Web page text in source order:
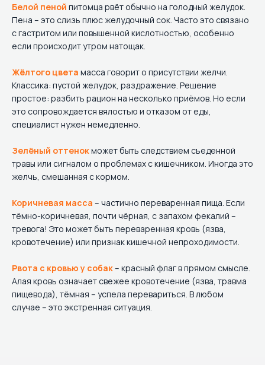
Белой пеной питомца рвёт обычно на голодный желудок.
Пена – это слизь плюс желудочный сок. Часто это связано
с гастритом или повышенной кислотностью, особенно
если происходит утром натощак.
Жёлтого цвета масса говорит о присутствии желчи.
Классика: пустой желудок, раздражение. Решение
простое: разбить рацион на несколько приёмов. Но если
это сопровождается вялостью и отказом от еды,
специалист нужен немедленно.
Зелёный оттенокможет быть следствием съеденной
травы или сигналом о проблемах с кишечником. Иногда это
желчь, смешанная с кормом.
Коричневая масса – частично переваренная пища. Если
тёмно-коричневая, почти чёрная, с запахом фекалий –
тревога! Это может быть переваренная кровь (язва,
кровотечение) или признак кишечной непроходимости.
Рвота с кровью у собак– красный флаг в прямом смысле.
Алая кровь означает свежее кровотечение (язва, травма
пищевода), тёмная – успела перевариться. В любом
случае – это экстренная ситуация.